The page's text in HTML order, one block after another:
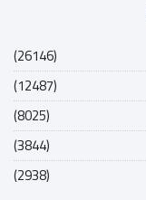
(26146)
(12487)
(8025)
(3844)
(2938)